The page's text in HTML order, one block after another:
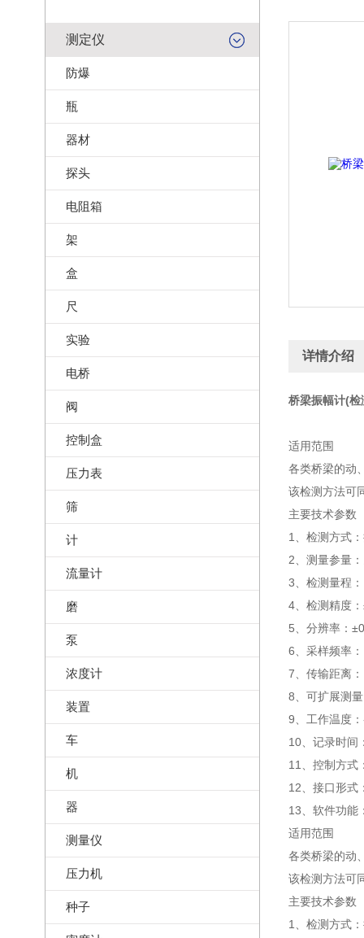
测定仪
防爆
瓶
器材
探头
电阻箱
架
盒
尺
实验
电桥
阀
控制盒
压力表
筛
计
流量计
磨
泵
浓度计
装置
车
机
器
测量仪
压力机
种子
详情介绍
桥梁振幅计(
适用范围
各类桥梁的动
该检测方法可
主要技术参数
1、检测方式
2、测量参量
3、检测量程
4、检测精度
5、分辨率：
6、采样频率
7、传输距离
8、可扩展测
9、工作温度
10、记录时间
11、控制方式
12、接口形式
13、软件功能
适用范围
各类桥梁的动
该检测方法可
主要技术参数
1、检测方式